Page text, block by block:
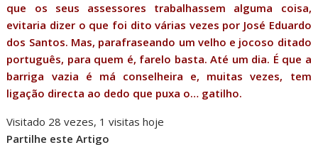
que os seus assessores trabalhassem alguma coisa,
evitaria dizer o que foi dito várias vezes por José Eduardo
dos Santos. Mas, parafraseando um velho e jocoso ditado
português, para quem é, farelo basta. Até um dia. É que a
barriga vazia é má conselheira e, muitas vezes, tem
ligação directa ao dedo que puxa o… gatilho.
Visitado 28 vezes, 1 visitas hoje
Partilhe este Artigo